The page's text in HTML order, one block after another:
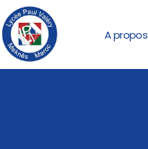
A propos